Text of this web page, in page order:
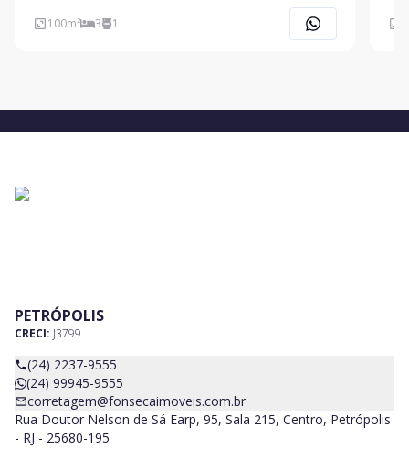
serviço, vaga de garagem. Condominío com ótima
infraestrutura, possuindo piscina adulto/infantil,
100m² 3 1
PETRÓPOLIS
CRECI: J3799
(24) 2237-9555
(24) 99945-9555
corretagem@fonsecaimoveis.com.br
Rua Doutor Nelson de Sá Earp, 95, Sala 215, Centro, Petrópolis
- RJ - 25680-195